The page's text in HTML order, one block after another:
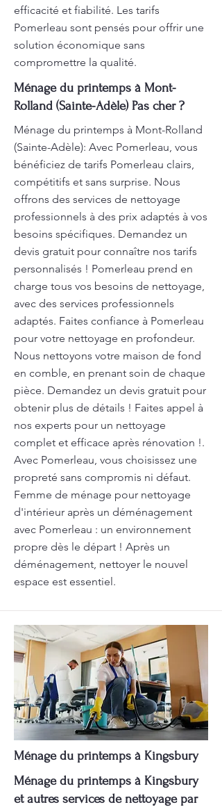
efficacité et fiabilité. Les tarifs
Pomerleau sont pensés pour offrir une
solution économique sans
compromettre la qualité.
Ménage du printemps à Mont-
Rolland (Sainte-Adèle) Pas cher ?
Ménage du printemps à Mont-Rolland
(Sainte-Adèle): Avec Pomerleau, vous
bénéficiez de tarifs Pomerleau clairs,
compétitifs et sans surprise. Nous
offrons des services de nettoyage
professionnels à des prix adaptés à vos
besoins spécifiques. Demandez un
devis gratuit pour connaître nos tarifs
personnalisés ! Pomerleau prend en
charge tous vos besoins de nettoyage,
avec des services professionnels
adaptés. Faites confiance à Pomerleau
pour votre nettoyage en profondeur.
Nous nettoyons votre maison de fond
en comble, en prenant soin de chaque
pièce. Demandez un devis gratuit pour
obtenir plus de détails ! Faites appel à
nos experts pour un nettoyage
complet et efficace après rénovation !.
Avec Pomerleau, vous choisissez une
propreté sans compromis ni défaut.
Femme de ménage pour nettoyage
d'intérieur après un déménagement
avec Pomerleau : un environnement
propre dès le départ ! Après un
déménagement, nettoyer le nouvel
espace est essentiel.
Ménage du printemps à Kingsbury
Ménage du printemps à Kingsbury
et autres services de nettoyage par